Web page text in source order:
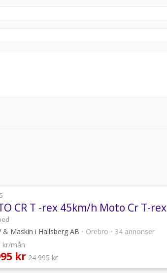
CR T -rex 45km/h Moto Cr T-rex
& Maskin i Hallsberg AB • Örebro • 34 annonser
kr/mån
kr 24 995 kr